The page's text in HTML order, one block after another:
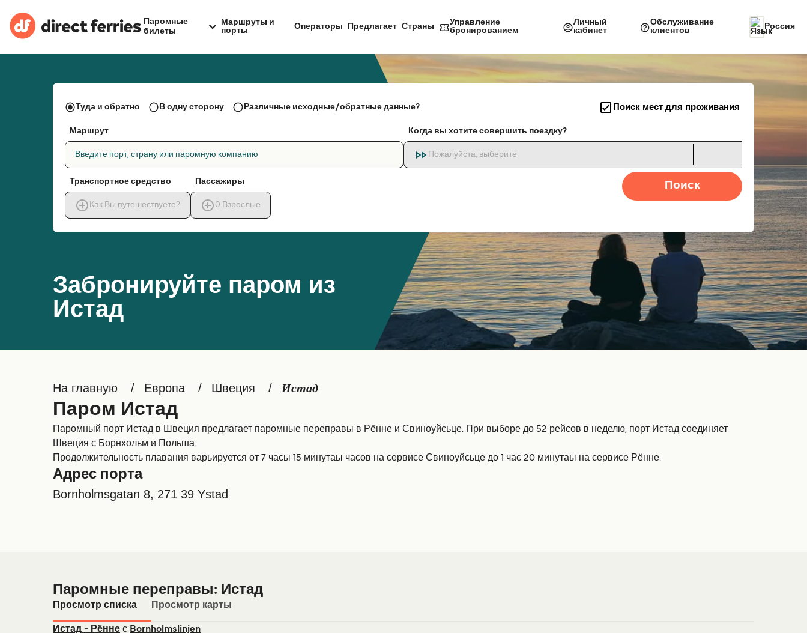
Паромные
билеты
Маршруты и
порты
Операторы Предлагает Страны
Управление
бронированием
Личный
кабинет
Обслуживание
клиентов
Россия
Забронируйте паром из
Истад
Туда и обратно В одну сторону Различные исходные/обратные данные? Поиск мест для проживания
Маршрут
Введите порт, страну или паромную компанию
Когда вы хотите совершить поездку?
Пожалуйста, выберите
Транспортное средство
Как Вы путешествуете?
Пассажиры
0 Взрослые
Поиск
На главную Европа Швеция Истад
Паром Истад
Паромный порт Истад в Швеция предлагает паромные переправы в Рённе и Свиноуйсьце. При выборе до 52 рейсов в неделю, порт Истад соединяет
Швеция с Борнхольм и Польша.
Продолжительность плавания варьируется от 7 часы 15 минутаы часов на сервисе Свиноуйсьце до 1 час 20 минутаы на сервисе Рённе.
Адрес порта
Bornholmsgatan 8, 271 39 Ystad
Паромные переправы: Истад
Просмотр списка Просмотр карты
Истад - Рённе с Bornholmslinjen